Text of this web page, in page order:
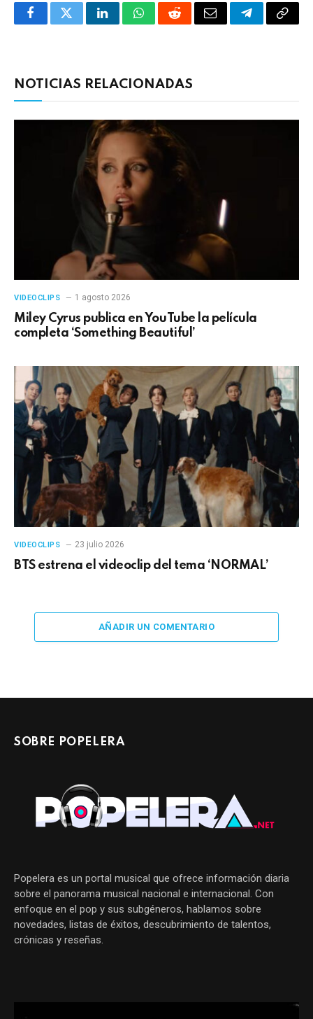
FacebookTwitterLinkedInWhatsAppRedditCorreoTelegrama
NOTICIAS RELACIONADAS
VIDEOCLIPS 1 agosto 2026
Miley Cyrus publica en YouTube la película
completa ‘Something Beautiful’
VIDEOCLIPS 23 julio 2026
BTS estrena el videoclip del tema ‘NORMAL’
AÑADIR UN COMENTARIO
SOBRE POPELERA
Popelera es un portal musical que ofrece información diaria
sobre el panorama musical nacional e internacional. Con
enfoque en el pop y sus subgéneros, hablamos sobre
novedades, listas de éxitos, descubrimiento de talentos,
crónicas y reseñas.